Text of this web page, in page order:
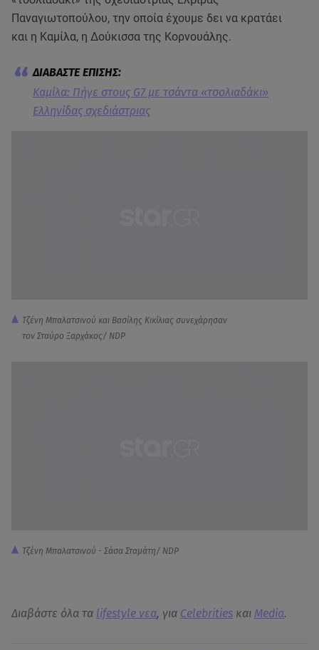
Παναγιωτοπούλου, την οποία έχουμε δει να κρατάει
και η Καμίλα, η Δούκισσα της Κορνουάλης.
Καμίλα: Πήγε στους G7 με τσάντα «τσολιαδάκι»
Ελληνίδας σχεδιάστριας
Τζένη Μπαλατσινού και Βασίλης Κικίλιας συνεχάρησαν
τον Σταύρο Ξαρχάκος/ NDP
Τζένη Μπαλατσινού - Σάσα Σταμάτη/ NDP
Διαβάστε όλα τα lifestyle νεα, για Celebrities και Media.